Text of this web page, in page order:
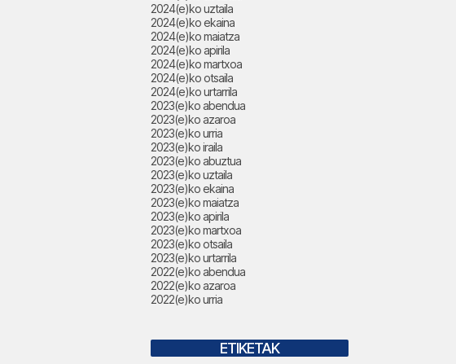
2024(e)ko uztaila
2024(e)ko ekaina
2024(e)ko maiatza
2024(e)ko apirila
2024(e)ko martxoa
2024(e)ko otsaila
2024(e)ko urtarrila
2023(e)ko abendua
2023(e)ko azaroa
2023(e)ko urria
2023(e)ko iraila
2023(e)ko abuztua
2023(e)ko uztaila
2023(e)ko ekaina
2023(e)ko maiatza
2023(e)ko apirila
2023(e)ko martxoa
2023(e)ko otsaila
2023(e)ko urtarrila
2022(e)ko abendua
2022(e)ko azaroa
2022(e)ko urria
ETIKETAK